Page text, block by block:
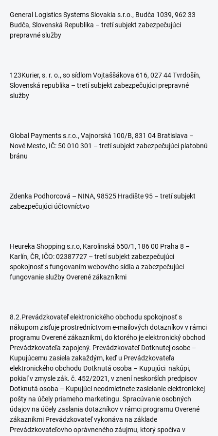
General Logistics Systems Slovakia s.r.o., Budča 1039, 962 33
Budča, Slovenská Republika – tretí subjekt zabezpečujúci
prepravné služby
123Kurier, s. r. o., so sídlom Vojtaššákova 616, 027 44 Tvrdošín,
Slovenská republika – tretí subjekt zabezpečujúci prepravné
služby
Global Payments s.r.o., Vajnorská 100/B, 831 04 Bratislava –
Nové Mesto, IČ: 50 010 301 – tretí subjekt zabezpečujúci platobnú
bránu
Zdenka Podhorcová – NINA, 98525 Hradište 95 – tretí subjekt
zabezpečujúci účtovníctvo
Heureka Shopping s.r.o, Karolinská 650/1, 186 00 Praha 8 –
Karlín, ČR, IČO: 02387727 – tretí subjekt zabezpečujúci
spokojnosť s fungovaním webového sídla a zabezpečujúci
fungovanie služby Overené zákazníkmi
8.2.Prevádzkovateľ elektronického obchodu spokojnosť s
nákupom zisťuje prostredníctvom e-mailových dotazníkov v rámci
programu Overené zákazníkmi, do ktorého je elektronický obchod
Prevádzkovateľa zapojený. Prevádzkovateľ Dotknutej osobe –
Kupujúcemu zasiela zakaždým, keď u Prevádzkovateľa
elektronického obchodu Dotknutá osoba – Kupujúci nakúpi,
pokiaľ v zmysle zák. č. 452/2021, v znení neskorších predpisov
Dotknutá osoba – Kupujúci neodmietnete zasielanie elektronickej
pošty na účely priameho marketingu. Spracúvanie osobných
údajov na účely zaslania dotazníkov v rámci programu Overené
zákazníkmi Prevádzkovateľ vykonáva na základe
Prevádzkovateľovho oprávneného záujmu, ktorý spočíva v